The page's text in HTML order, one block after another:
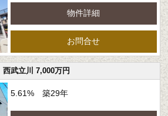
物件詳細
お問合せ
西武立川 7,000万円
5.61% 築29年